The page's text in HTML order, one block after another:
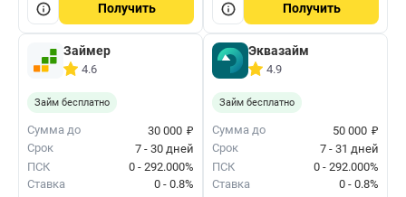
Получить Получить
Займер
4.6
Займ бесплатно
Сумма до 30 000 ₽
Срок
7 - 30 дней
ПСК
0 - 292.000%
Ставка
0 - 0.8%
Эквазайм
4.9
Займ бесплатно
Сумма до 50 000 ₽
Срок
7 - 31 дней
ПСК
0 - 292.000%
Ставка
0 - 0.8%